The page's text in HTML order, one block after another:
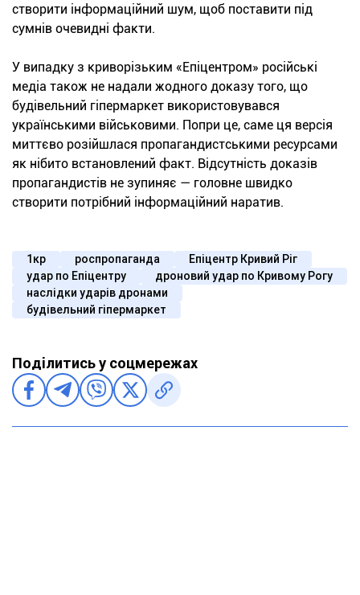
створити інформаційний шум, щоб поставити під
сумнів очевидні факти.
У випадку з криворізьким «Епіцентром» російські
медіа також не надали жодного доказу того, що
будівельний гіпермаркет використовувався
українськими військовими. Попри це, саме ця версія
миттєво розійшлася пропагандистськими ресурсами
як нібито встановлений факт. Відсутність доказів
пропагандистів не зупиняє — головне швидко
створити потрібний інформаційний наратив.
1кр роспропаганда
Епіцентр Кривий Ріг
удар по Епіцентру
дроновий удар по Кривому Рогу
наслідки ударів дронами
будівельний гіпермаркет
Поділитись у соцмережах